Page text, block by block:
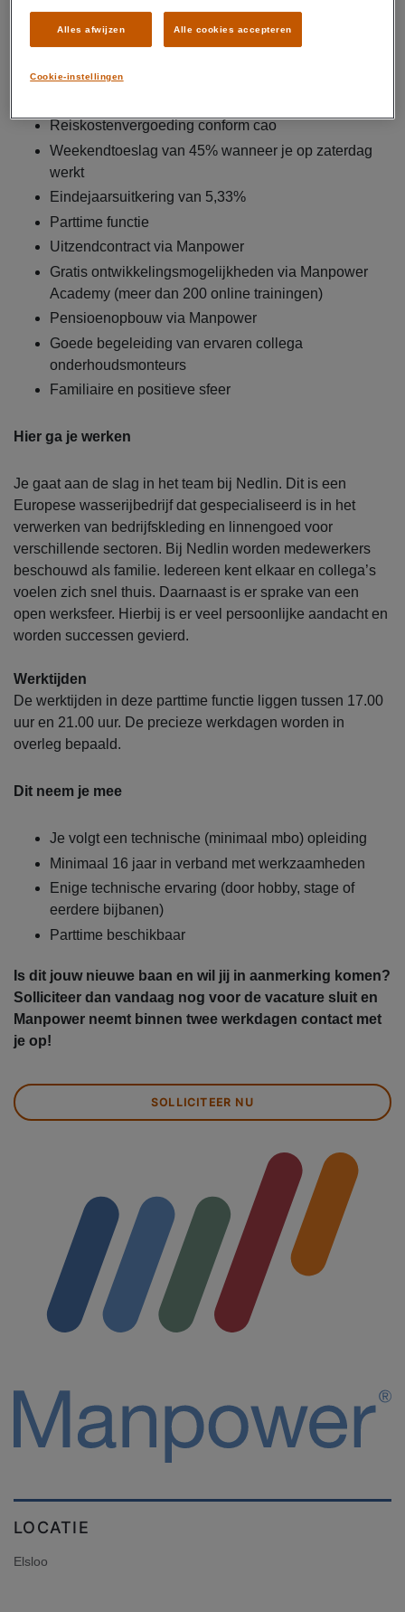
schoonmaakwerkzaamheden aan robots en
machines
Dit krijg je
Reiskostenvergoeding conform cao
Weekendtoeslag van 45% wanneer je op zaterdag
werkt
Eindejaarsuitkering van 5,33%
Parttime functie
Uitzendcontract via Manpower
Gratis ontwikkelingsmogelijkheden via Manpower
Academy (meer dan 200 online trainingen)
Pensioenopbouw via Manpower
Goede begeleiding van ervaren collega
onderhoudsmonteurs
Familiaire en positieve sfeer
Hier ga je werken
Je gaat aan de slag in het team bij Nedlin. Dit is een
Europese wasserijbedrijf dat gespecialiseerd is in het
verwerken van bedrijfskleding en linnengoed voor
verschillende sectoren. Bij Nedlin worden medewerkers
beschouwd als familie. Iedereen kent elkaar en collega’s
voelen zich snel thuis. Daarnaast is er sprake van een
open werksfeer. Hierbij is er veel persoonlijke aandacht en
worden successen gevierd.
Werktijden
De werktijden in deze parttime functie liggen tussen 17.00
uur en 21.00 uur. De precieze werkdagen worden in
overleg bepaald.
Dit neem je mee
Je volgt een technische (minimaal mbo) opleiding
Minimaal 16 jaar in verband met werkzaamheden
Enige technische ervaring (door hobby, stage of
eerdere bijbanen)
Parttime beschikbaar
Is dit jouw nieuwe baan en wil jij in aanmerking komen?
Solliciteer dan vandaag nog voor de vacature sluit en
Manpower neemt binnen twee werkdagen contact met
je op!
SOLLICITEER NU
LOCATIE
Elsloo
Cookie-instellingen
Alles afwijzen Alle cookies accepteren